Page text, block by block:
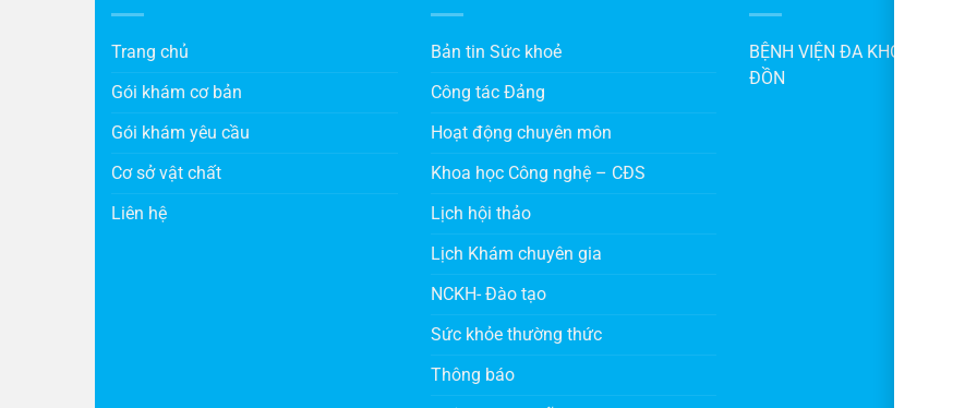
Trang chủ
Gói khám cơ bản
Gói khám yêu cầu
Cơ sở vật chất
Liên hệ
Bản tin Sức khoẻ
Công tác Đảng
Hoạt động chuyên môn
Khoa học Công nghệ – CĐS
Lịch hội thảo
Lịch Khám chuyên gia
NCKH- Đào tạo
Sức khỏe thường thức
Thông báo
BỆNH VIỆN ĐA KHOA KHU
ĐỒN